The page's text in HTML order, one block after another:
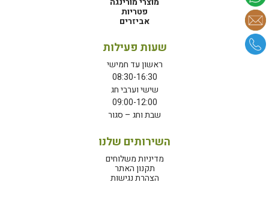
פטריות
אביזרים
שעות פעילות
ראשון עד חמישי
08:30-16:30
שישי וערבי חג
09:00-12:00
שבת וחג – סגור
השירותים שלנו
מדיניות משלוחים
תקנון האתר
הצהרת נגישות